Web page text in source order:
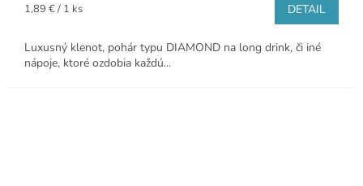
Jednotková
1,89 € / 1 ks DETAIL
Luxusný klenot, pohár typu DIAMOND na long drink, či iné
nápoje, ktoré ozdobia každú...